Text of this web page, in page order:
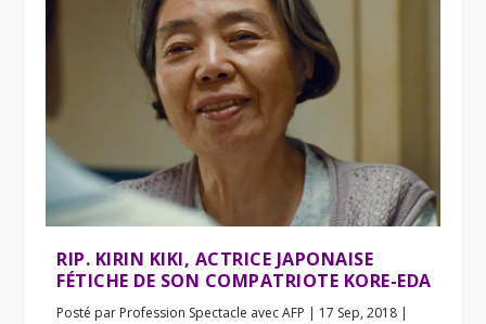
RIP. KIRIN KIKI, ACTRICE JAPONAISE
FÉTICHE DE SON COMPATRIOTE KORE-EDA
Posté par Profession Spectacle avec AFP | 17 Sep, 2018 |